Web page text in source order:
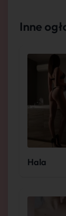
Inne
Hala